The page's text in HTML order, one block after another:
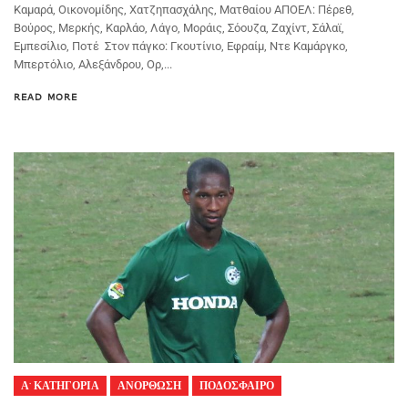
Καμαρά, Οικονομίδης, Χατζηπασχάλης, Ματθαίου ΑΠΟΕΛ: Πέρεθ,
Βούρος, Μερκής, Καρλάο, Λάγο, Μοράις, Σόουζα, Ζαχίντ, Σάλαϊ,
Εμπεσίλιο, Ποτέ Στον πάγκο: Γκουτίνιο, Εφραίμ, Ντε Καμάργκο,
Μπερτόλιο, Αλεξάνδρου, Ορ,...
READ MORE
Α' ΚΑΤΗΓΟΡΙΑ ΑΝΟΡΘΩΣΗ ΠΟΔΟΣΦΑΙΡΟ